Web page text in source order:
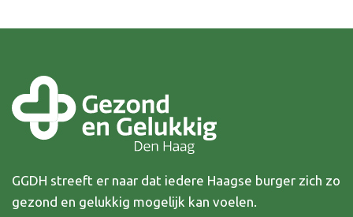
GGDH streeft er naar dat iedere Haagse burger zich zo
gezond en gelukkig mogelijk kan voelen.